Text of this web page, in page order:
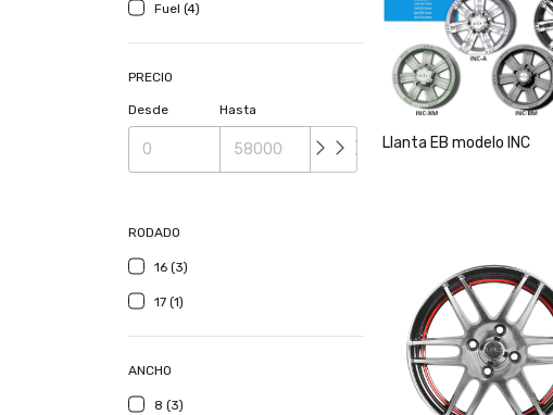
Fuel (4)
PRECIO
Desde Hasta
RODADO
16 (3)
17 (1)
ANCHO
8 (3)
Llanta EB modelo INC